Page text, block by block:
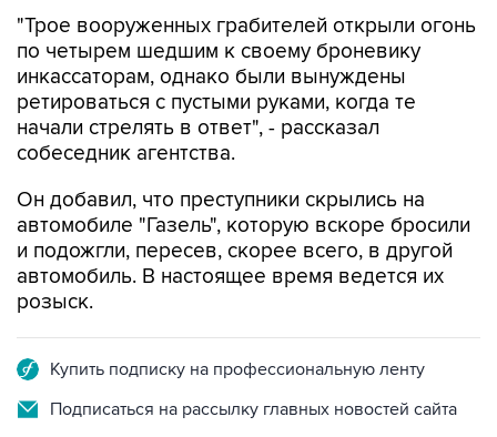
"Трое вооруженных грабителей открыли огонь
по четырем шедшим к своему броневику
инкассаторам, однако были вынуждены
ретироваться с пустыми руками, когда те
начали стрелять в ответ", - рассказал
собеседник агентства.
Он добавил, что преступники скрылись на
автомобиле "Газель", которую вскоре бросили
и подожгли, пересев, скорее всего, в другой
автомобиль. В настоящее время ведется их
розыск.
Купить подписку на профессиональную ленту
Подписаться на рассылку главных новостей сайта